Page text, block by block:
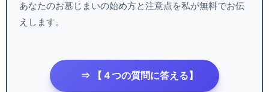
あなたのお墓じまいの始め方と注意点を私が無料でお伝
えします。
⇒ 【４つの質問に答える】